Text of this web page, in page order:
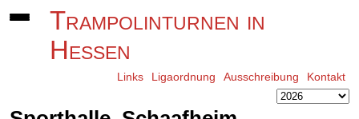
Trampolinturnen in
Hessen
Links Ligaordnung Ausschreibung Kontakt